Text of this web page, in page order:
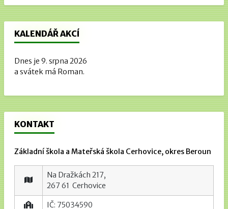
KALENDÁŘ AKCÍ
Dnes je 9. srpna 2026
a svátek má Roman.
KONTAKT
Základní škola a Mateřská škola Cerhovice, okres Beroun
Na Dražkách 217,
267 61 Cerhovice
IČ: 75034590